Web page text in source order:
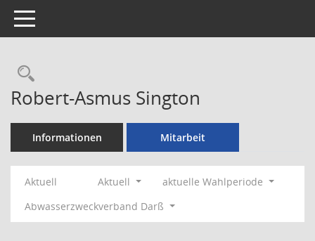
Toggle navigation
Rechercheauswahl
Robert-Asmus Sington
Informationen Mitarbeit
Aktuell Aktuell
aktuelle Wahlperiode
Abwasserzweckverband Darß